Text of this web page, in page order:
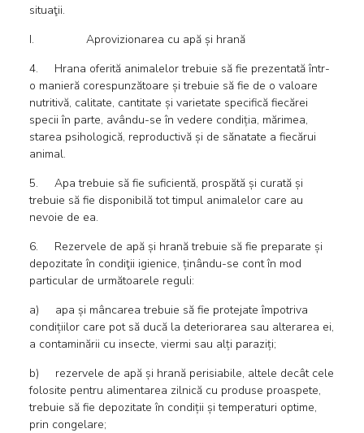
situaţii.
I. Aprovizionarea cu apă și hrană
4. Hrana oferită animalelor trebuie să fie prezentată într-
o manieră corespunzătoare și trebuie să fie de o valoare
nutritivă, calitate, cantitate și varietate specifică fiecărei
specii în parte, avându-se în vedere condiția, mărimea,
starea psihologică, reproductivă și de sănatate a fiecărui
animal.
5. Apa trebuie să fie suficientă, prospătă și curată și
trebuie să fie disponibilă tot timpul animalelor care au
nevoie de ea.
6. Rezervele de apă și hrană trebuie să fie preparate și
depozitate în condiţii igienice, ținându-se cont în mod
particular de următoarele reguli:
a) apa și mâncarea trebuie să fie protejate împotriva
condițiilor care pot să ducă la deteriorarea sau alterarea ei,
a contaminării cu insecte, viermi sau alți paraziți;
b) rezervele de apă și hrană perisiabile, altele decât cele
folosite pentru alimentarea zilnică cu produse proaspete,
trebuie să fie depozitate în condiții și temperaturi optime,
prin congelare;